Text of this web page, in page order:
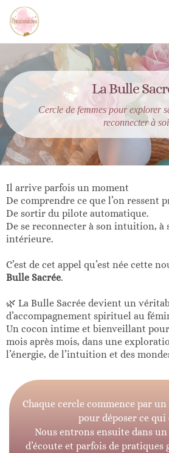
La Bulle
Cercle de femmes pour explorer
reconnecter à soi
Il arrive parfois un moment
De comprendre ce que l’on ressent
De sortir du pilote automatique.
De se reconnecter à son intuition, à
intérieure.
C’est de cet appel qu’est née cette
Bulle Sacrée.
🌿 La Bulle Sacrée devient un
d’accompagnement spirituel au
Un cocon intime et bienveillant
mois après mois, dans une
l’énergie, de l’intuition et des
Chaque cercle commence par un
pour déposer ce qui
Nous entrons ensuite dans un
d’écoute et parfois de pratiques